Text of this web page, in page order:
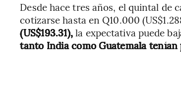
Desde hace tres años, el quintal de
cotizarse hasta en Q10.000
(US$193.31),la expectativa puede
tanto India como Guatemala